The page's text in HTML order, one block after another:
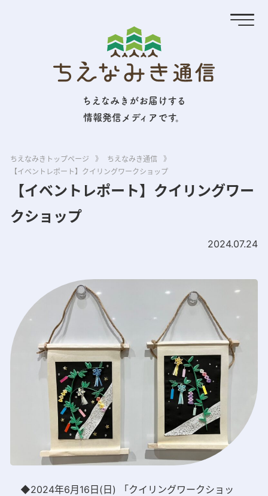
ちえなみきがお届けする
情報発信メディアです。
ちえなみきトップページ 》 ちえなみき通信
》
【イベントレポート】クイリングワークショップ
【イベントレポート】クイリングワー
クショップ
2024.07.24
◆2024年6月16日(日) 「クイリングワークショッ